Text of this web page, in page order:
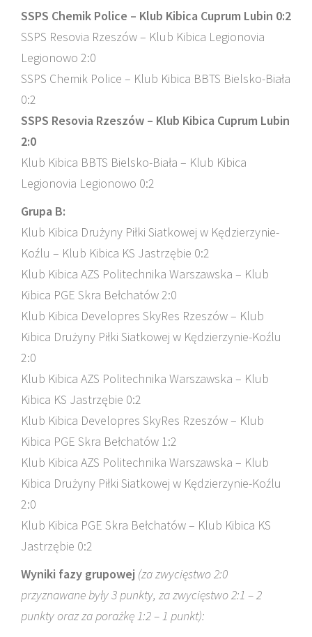
SSPS Chemik Police – Klub Kibica Cuprum Lubin 0:2
SSPS Resovia Rzeszów – Klub Kibica Legionovia
Legionowo 2:0
SSPS Chemik Police – Klub Kibica BBTS Bielsko-Biała
0:2
SSPS Resovia Rzeszów – Klub Kibica Cuprum Lubin
2:0
Klub Kibica BBTS Bielsko-Biała – Klub Kibica
Legionovia Legionowo 0:2
Grupa B:
Klub Kibica Drużyny Piłki Siatkowej w Kędzierzynie-
Koźlu – Klub Kibica KS Jastrzębie 0:2
Klub Kibica AZS Politechnika Warszawska – Klub
Kibica PGE Skra Bełchatów 2:0
Klub Kibica Developres SkyRes Rzeszów – Klub
Kibica Drużyny Piłki Siatkowej w Kędzierzynie-Koźlu
2:0
Klub Kibica AZS Politechnika Warszawska – Klub
Kibica KS Jastrzębie 0:2
Klub Kibica Developres SkyRes Rzeszów – Klub
Kibica PGE Skra Bełchatów 1:2
Klub Kibica AZS Politechnika Warszawska – Klub
Kibica Drużyny Piłki Siatkowej w Kędzierzynie-Koźlu
2:0
Klub Kibica PGE Skra Bełchatów – Klub Kibica KS
Jastrzębie 0:2
Wyniki fazy grupowej (za zwycięstwo 2:0
przyznawane były 3 punkty, za zwycięstwo 2:1 – 2
punkty oraz za porażkę 1:2 – 1 punkt):